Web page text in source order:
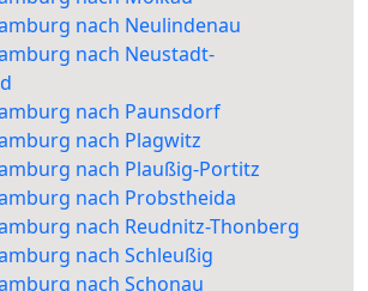
nach Neulindenau
nach Neustadt-
nach Paunsdorf
nach Plagwitz
nach Plaußig-Portitz
nach Probstheida
nach Reudnitz-Thonberg
nach Schleußig
nach Schonau